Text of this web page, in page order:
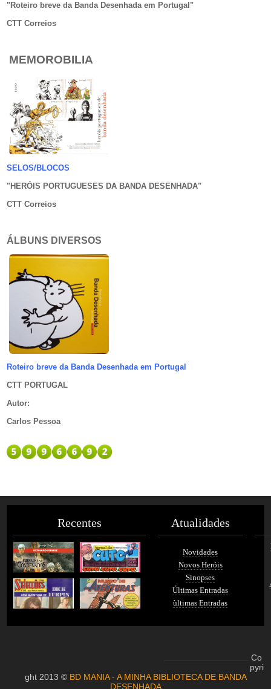
"Roteiro breve da Banda Desenhada em Portugal "
CTT Correios
MEMOROBILIA
SELOS/BLOCOS
"HERÓIS PORTUGUESES DA BANDA DESENHADA"
CTT Correios
ÁLBUNS DIVERSOS
Roteiro breve da Banda Desenhada em Portugal
CTT PORTUGAL
Autor:
Carlos Pessoa
Recentes Atualidades
Novidades
Novos Heróis
Sinopses
Últimas Entradas
ùltimas Entradas
Co
pyri
ght 2013 © BD MANIA - A MINHA BIBLIOTECA DE BANDA
DESENHADA